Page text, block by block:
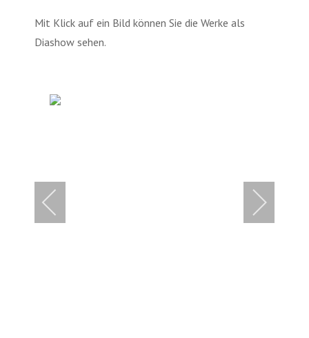
Mit Klick auf ein Bild können Sie die Werke als
Diashow sehen.